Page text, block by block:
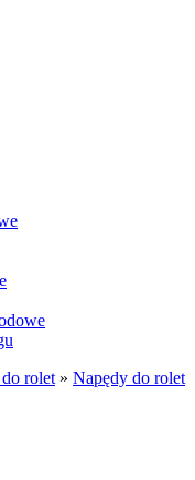
rolet » Napędy do rolet